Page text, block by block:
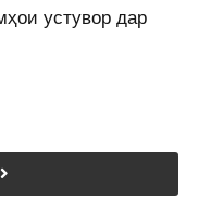
устувор дар